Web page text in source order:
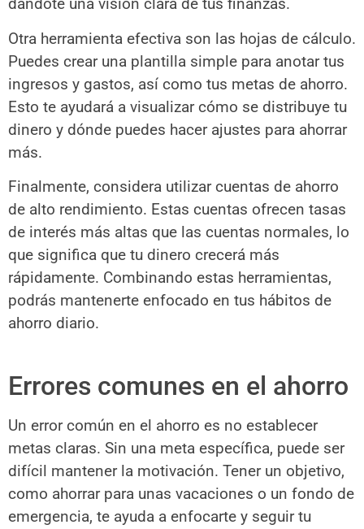
dándote una visión clara de tus finanzas.
Otra herramienta efectiva son las hojas de cálculo.
Puedes crear una plantilla simple para anotar tus
ingresos y gastos, así como tus metas de ahorro.
Esto te ayudará a visualizar cómo se distribuye tu
dinero y dónde puedes hacer ajustes para ahorrar
más.
Finalmente, considera utilizar cuentas de ahorro
de alto rendimiento. Estas cuentas ofrecen tasas
de interés más altas que las cuentas normales, lo
que significa que tu dinero crecerá más
rápidamente. Combinando estas herramientas,
podrás mantenerte enfocado en tus hábitos de
ahorro diario.
Errores comunes en el ahorro
Un error común en el ahorro es no establecer
metas claras. Sin una meta específica, puede ser
difícil mantener la motivación. Tener un objetivo,
como ahorrar para unas vacaciones o un fondo de
emergencia, te ayuda a enfocarte y seguir tu